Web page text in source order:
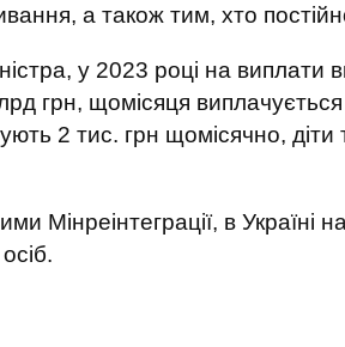
а також тим, хто
у 2023 році на виплати
грн, щомісяця
2 тис. грн щомісячно, діти
Мінреінтеграції, в Україні